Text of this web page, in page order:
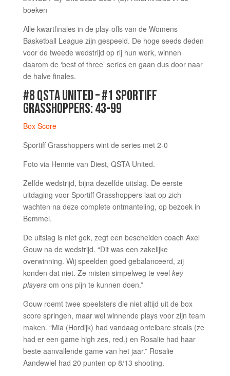
Alle kwartfinales in de play-offs van de Womens
Basketball League zijn gespeeld. De hoge seeds deden
voor de tweede wedstrijd op rij hun werk, winnen
daarom de ‘best of three’ series en gaan dus door naar
de halve finales.
#8 QSTA UNITED – #1 SPORTIFF
GRASSHOPPERS: 43-99
Box Score
Sportiff Grasshoppers wint de series met 2-0
Foto via Hennie van Diest, QSTA United.
Zelfde wedstrijd, bijna dezelfde uitslag. De eerste
uitdaging voor Sportiff Grasshoppers laat op zich
wachten na deze complete ontmanteling, op bezoek in
Bemmel.
De uitslag is niet gek, zegt een bescheiden coach Axel
Gouw na de wedstrijd. “Dit was een zakelijke
overwinning. Wij speelden goed gebalanceerd, zij
konden dat niet. Ze misten simpelweg te veel key
playersom ons pijn te kunnen doen.”
Gouw roemt twee speelsters die niet altijd uit de box
score springen, maar wel winnende plays voor zijn team
maken. “Mia (Hordijk) had vandaag ontelbare steals (ze
had er een game high zes, red.) en Rosalie had haar
beste aanvallende game van het jaar.” Rosalie
Aandewiel had 20 punten op 8/13 shooting.